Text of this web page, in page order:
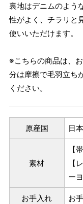
裏地はデニムのよう
性がよく、チラリと
使いいただけます。
※こちらの商品は、
分は摩擦で毛羽立ち
ください。
原産国 日本
素材
【
【
ー
お手入れ お